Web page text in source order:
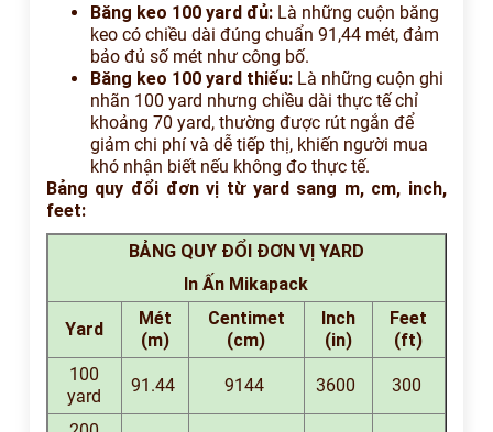
Băng keo 100 yard đủ:Là những cuộn băng
keo có chiều dài đúng chuẩn 91,44 mét, đảm
bảo đủ số mét như công bố.
Băng keo 100 yard thiếu:Là những cuộn ghi
nhãn 100 yard nhưng chiều dài thực tế chỉ
khoảng 70 yard, thường được rút ngắn để
giảm chi phí và dễ tiếp thị, khiến người mua
khó nhận biết nếu không đo thực tế.
Bảng quy đổi đơn vị từ yard sang m, cm, inch,
feet:
BẢNG QUY ĐỔI ĐƠN VỊ YARD
In Ấn Mikapack
Yard
Mét
(m)
Centimet
(cm)
Inch
(in)
Feet
(ft)
100
yard
91.44 9144 3600 300